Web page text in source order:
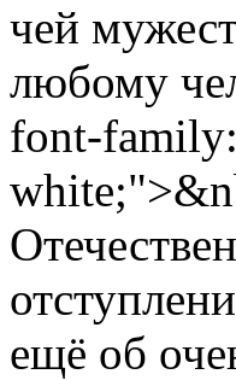
чей
любому
font-
ещё об